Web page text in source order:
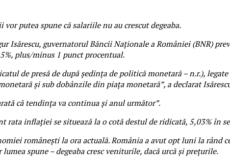
putea spune că salariile nu au crescut degeaba.
Isărescu, guvernatorul Băncii Naţionale a României (BNR)
plus/minus 1 punct procentual.
de presă de după şedinţa de politică monetară – n.r.),
şi sub dobânzile din piaţa monetară”, a declarat
că tendinţa va continua şi anul următor”.
inflației se situează la o cotă destul de ridicată, 5,03% în
românești la ora actuală. România a avut opt luni la rând
spune – degeaba cresc veniturile, dacă urcă și prețurile.